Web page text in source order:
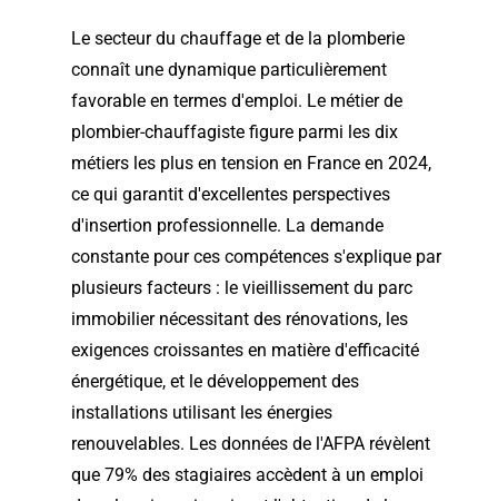
Le secteur du chauffage et de la plomberie
connaît une dynamique particulièrement
favorable en termes d'emploi. Le métier de
plombier-chauffagiste figure parmi les dix
métiers les plus en tension en France en 2024,
ce qui garantit d'excellentes perspectives
d'insertion professionnelle. La demande
constante pour ces compétences s'explique par
plusieurs facteurs : le vieillissement du parc
immobilier nécessitant des rénovations, les
exigences croissantes en matière d'efficacité
énergétique, et le développement des
installations utilisant les énergies
renouvelables. Les données de l'AFPA révèlent
que 79% des stagiaires accèdent à un emploi